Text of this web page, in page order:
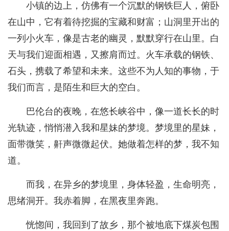
小镇的边上，仿佛有一个沉默的钢铁巨人，俯卧
在山中，它有着待挖掘的宝藏和财富；山洞里开出的
一列小火车，像是古老的幽灵，默默穿行在山里。白
天与我们迎面相遇，又擦肩而过。火车承载的钢铁、
石头，携载了希望和未来。这些不为人知的事物，于
我们而言，是陌生和巨大的空白。
巴伦台的夜晚，在悠长峡谷中，像一道长长的时
光轨迹，悄悄潜入我和星妹的梦境。梦境里的星妹，
面带微笑，鼾声微微起伏。她做着怎样的梦，我不知
道。
而我，在异乡的梦境里，身体轻盈，生命明亮，
思绪洞开。我赤着脚，在黑夜里奔跑。
恍惚间，我回到了故乡，那个被地底下煤炭包围